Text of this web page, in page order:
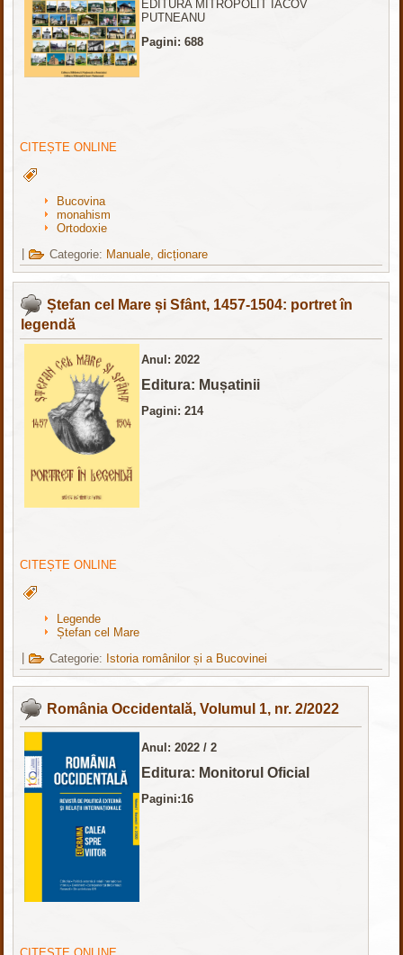
EDITURA MITROPOLIT IACOV
PUTNEANU
Pagini: 688
CITEȘTE ONLINE
Bucovina
monahism
Ortodoxie
Categorie: Manuale, dicționare
Ștefan cel Mare și Sfânt, 1457-1504: portret în
legendă
Anul: 2022
Editura: Mușatinii
Pagini: 214
CITEȘTE ONLINE
Legende
Ștefan cel Mare
Categorie: Istoria românilor și a Bucovinei
România Occidentală, Volumul 1, nr. 2/2022
Anul: 2022 / 2
Editura: Monitorul Oficial
Pagini:16